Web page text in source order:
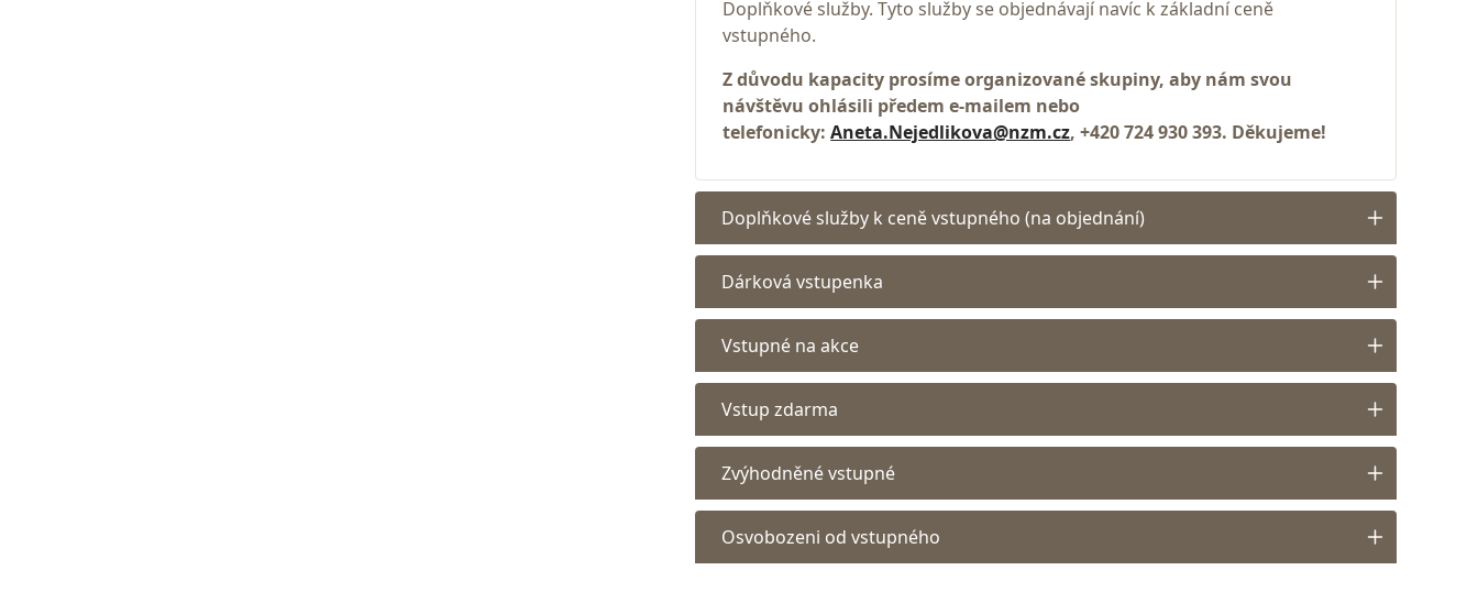
Doplňkové služby. Tyto služby se objednávají navíc k základní ceně
vstupného.
Z důvodu kapacity prosíme organizované skupiny, aby nám svou
návštěvu ohlásili předem e-mailem nebo
telefonicky:Aneta.Nejedlikova@nzm.cz, +420 724 930 393. Děkujeme!
Doplňkové služby k ceně vstupného (na objednání)
Dárková vstupenka
Vstupné na akce
Vstup zdarma
Zvýhodněné vstupné
Osvobozeni od vstupného